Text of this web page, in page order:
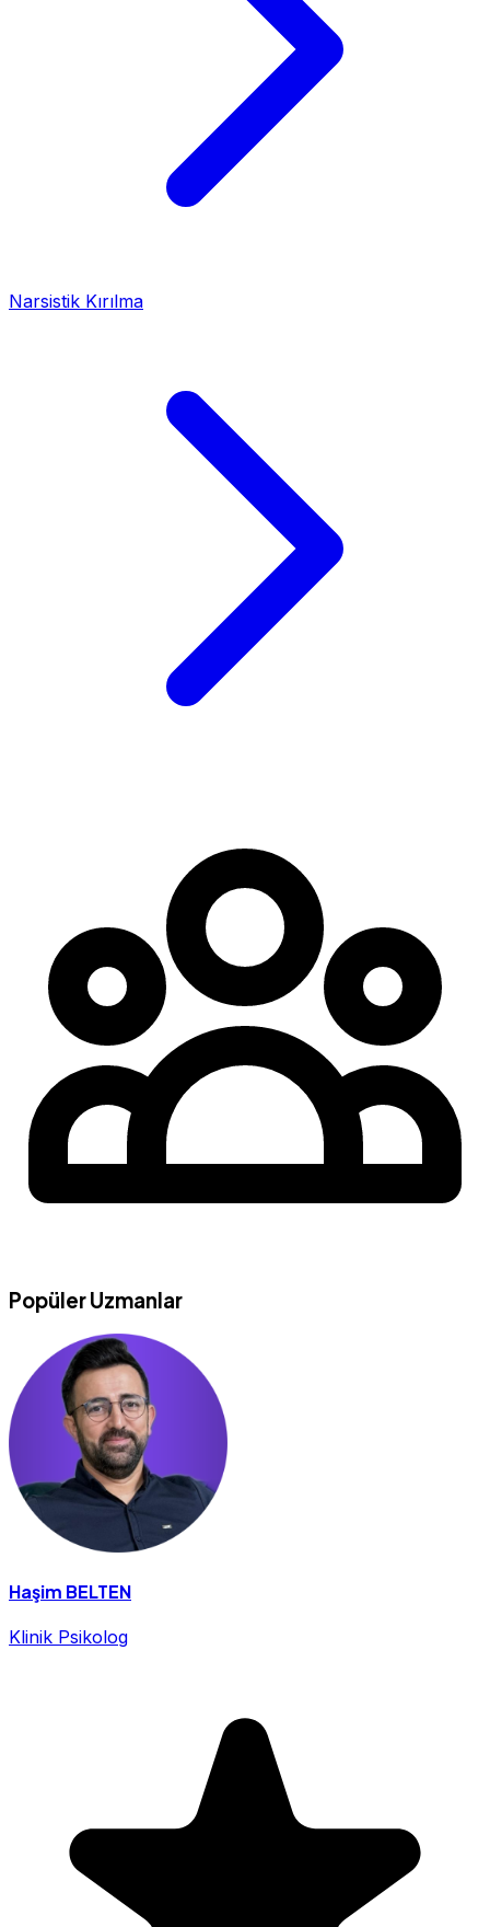
Narsistik Kırılma
Popüler Uzmanlar
Haşim BELTEN
Klinik Psikolog